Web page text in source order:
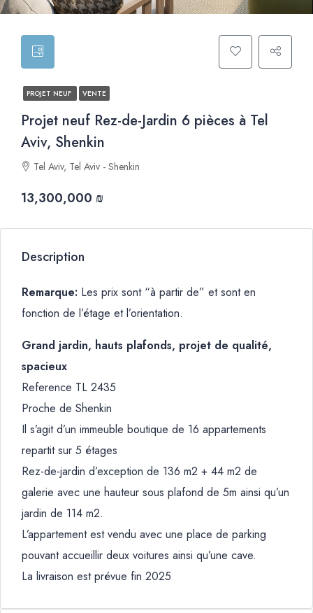
PROJET NEUF VENTE
Projet neuf Rez-de-Jardin 6 pièces à Tel
Aviv, Shenkin
Tel Aviv, Tel Aviv - Shenkin
13,300,000 ₪
Description
Remarque: Les prix sont “à partir de” et sont en
fonction de l’étage et l’orientation.
Grand jardin, hauts plafonds, projet de qualité,
spacieux
Reference TL 2435
Proche de Shenkin
Il s’agit d’un immeuble boutique de 16 appartements
repartit sur 5 étages
Rez-de-jardin d’exception de 136 m2 + 44 m2 de
galerie avec une hauteur sous plafond de 5m ainsi qu’un
jardin de 114 m2.
L’appartement est vendu avec une place de parking
pouvant accueillir deux voitures ainsi qu’une cave.
La livraison est prévue fin 2025